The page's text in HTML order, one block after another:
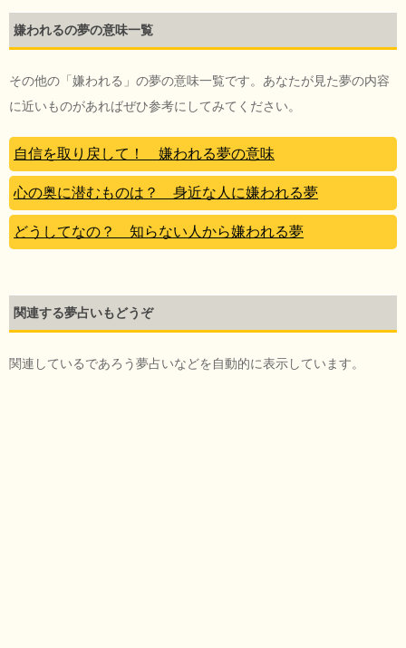
嫌われるの夢の意味一覧
その他の「嫌われる」の夢の意味一覧です。あなたが見た夢の内容
に近いものがあればぜひ参考にしてみてください。
自信を取り戻して！ 嫌われる夢の意味
心の奥に潜むものは？ 身近な人に嫌われる夢
どうしてなの？ 知らない人から嫌われる夢
関連する夢占いもどうぞ
関連しているであろう夢占いなどを自動的に表示しています。